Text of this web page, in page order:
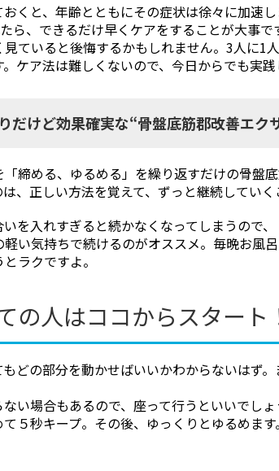
くと、年齢とともにその症状は徐々に加速
ら、できるだけ早くケアをすることが大事
ていると後悔するかもしれません。3人に1
ケア法は難しくないので、今日からでも実践
ど効果確実な“骨盤底筋郡改善エクサ
締める、ゆるめる」を繰り返すだけの骨盤
、正しい方法を覚えて、ずっと継続していく
いを入れすぎると続かなくなってしまうので
い気持ちで続けるのがオススメ。毎晩お風
ラクですよ。
の人はココからスタート
どの部分を動かせばいいかわからないはず
い場合もあるので、座って行うといいでし
５秒キープ。その後、ゆっくりとゆるめます